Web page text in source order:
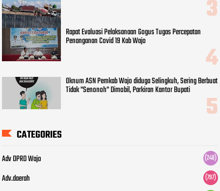
Rapat Evaluasi Pelaksanaan Gogus Tugas Percepatan
Penanganan Covid 19 Kab Wajo
Oknum ASN Pemkab Wajo diduga Selingkuh, Sering Berbuat
Tidak "Senonoh" Dimobil, Parkiran Kantor Bupati
CATEGORIES
Adv DPRD Wajo (248)
Adv.daerah (797)